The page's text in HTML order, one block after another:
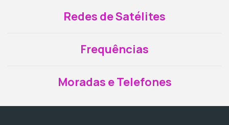
Redes de Satélites
Frequências
Moradas e Telefones